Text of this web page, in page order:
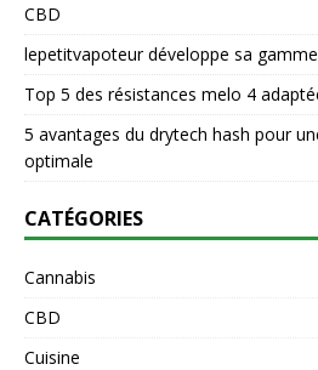
CBD
lepetitvapoteur développe sa
Top 5 des résistances melo 4
5 avantages du drytech hash pour
optimale
CATÉGORIES
Cannabis
CBD
Cuisine